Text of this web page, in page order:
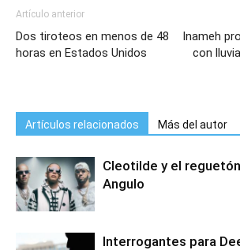
Artículo anterior
Dos tiroteos en menos de 48
horas en Estados Unidos
Inameh
con
Artículos relacionados Más del autor
Cleotilde y el
Angulo
Interrogantes para